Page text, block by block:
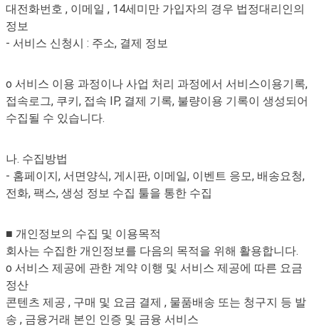
대전화번호 , 이메일 , 14세미만 가입자의 경우 법정대리인의
정보
- 서비스 신청시 : 주소, 결제 정보
o 서비스 이용 과정이나 사업 처리 과정에서 서비스이용기록,
접속로그, 쿠키, 접속 IP, 결제 기록, 불량이용 기록이 생성되어
수집될 수 있습니다.
나. 수집방법
- 홈페이지, 서면양식, 게시판, 이메일, 이벤트 응모, 배송요청,
전화, 팩스, 생성 정보 수집 툴을 통한 수집
■ 개인정보의 수집 및 이용목적
회사는 수집한 개인정보를 다음의 목적을 위해 활용합니다.
o 서비스 제공에 관한 계약 이행 및 서비스 제공에 따른 요금
정산
콘텐츠 제공 , 구매 및 요금 결제 , 물품배송 또는 청구지 등 발
송 , 금융거래 본인 인증 및 금융 서비스